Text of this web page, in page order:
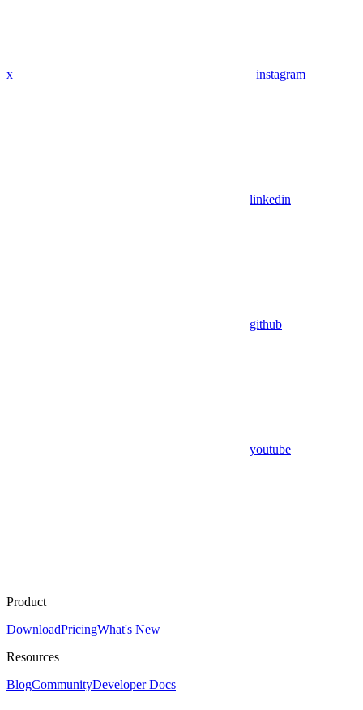
x instagram
linkedin
github
youtube
Product
DownloadPricingWhat's New
Resources
BlogCommunityDeveloper Docs